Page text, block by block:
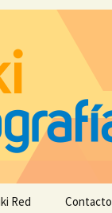
Red Contacto